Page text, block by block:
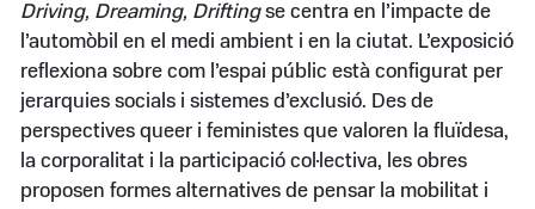
Driving, Dreaming, Driftingse centra en l’impacte de
l’automòbil en el medi ambient i en la ciutat. L’exposició
reflexiona sobre com l’espai públic està configurat per
jerarquies socials i sistemes d’exclusió. Des de
perspectives queer i feministes que valoren la fluïdesa,
la corporalitat i la participació col·lectiva, les obres
proposen formes alternatives de pensar la mobilitat i